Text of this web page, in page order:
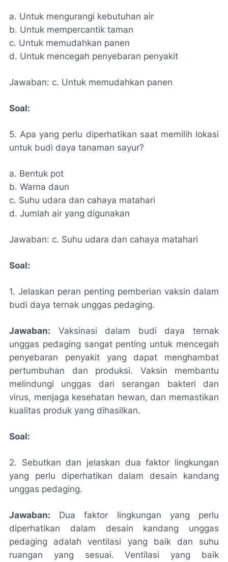
a. Untuk mengurangi kebutuhan air
b. Untuk mempercantik taman
c. Untuk memudahkan panen
d. Untuk mencegah penyebaran penyakit
Jawaban: c. Untuk memudahkan panen
Soal:
5. Apa yang perlu diperhatikan saat memilih lokasi
untuk budi daya tanaman sayur?
a. Bentuk pot
b. Warna daun
c. Suhu udara dan cahaya matahari
d. Jumlah air yang digunakan
Jawaban: c. Suhu udara dan cahaya matahari
Soal:
1. Jelaskan peran penting pemberian vaksin dalam
budi daya ternak unggas pedaging.
Jawaban: Vaksinasi dalam budi daya ternak
unggas pedaging sangat penting untuk mencegah
penyebaran penyakit yang dapat menghambat
pertumbuhan dan produksi. Vaksin membantu
melindungi unggas dari serangan bakteri dan
virus, menjaga kesehatan hewan, dan memastikan
kualitas produk yang dihasilkan.
Soal:
2. Sebutkan dan jelaskan dua faktor lingkungan
yang perlu diperhatikan dalam desain kandang
unggas pedaging.
Jawaban: Dua faktor lingkungan yang perlu
diperhatikan dalam desain kandang unggas
pedaging adalah ventilasi yang baik dan suhu
ruangan yang sesuai. Ventilasi yang baik